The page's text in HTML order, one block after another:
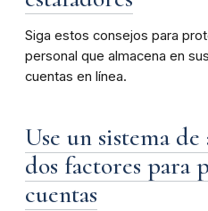
Siga estos consejos para
personal que almacena en
cuentas en línea.
Use un sistema
dos factores para
cuentas